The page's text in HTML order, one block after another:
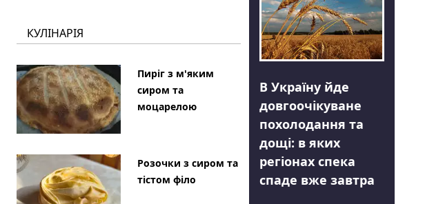
КУЛІНАРІЯ
Пиріг з м'яким
сиром та
моцарелою
Розочки з сиром та
тістом філо
В Україну йде
довгоочікуване
похолодання та
дощі: в яких
регіонах спека
спаде вже завтра